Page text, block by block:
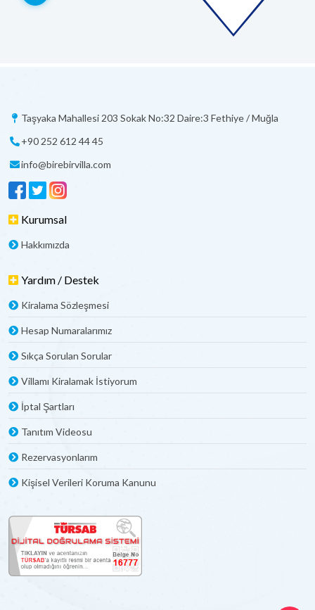
Taşyaka Mahallesi 203 Sokak No:32 Daire:3 Fethiye / Muğla
+90 252 612 44 45
info@birebirvilla.com
Kurumsal
Hakkımızda
Yardım / Destek
Kiralama Sözleşmesi
Hesap Numaralarımız
Sıkça Sorulan Sorular
Villamı Kiralamak İstiyorum
İptal Şartları
Tanıtım Videosu
Rezervasyonlarım
Kişisel Verileri Koruma Kanunu